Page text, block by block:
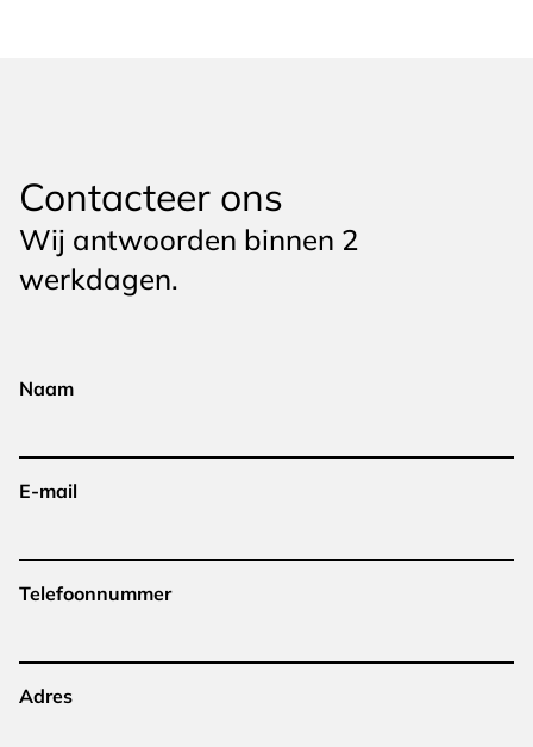
Contacteer ons
Wij antwoorden binnen 2
werkdagen.
Naam
E-mail
Telefoonnummer
Adres